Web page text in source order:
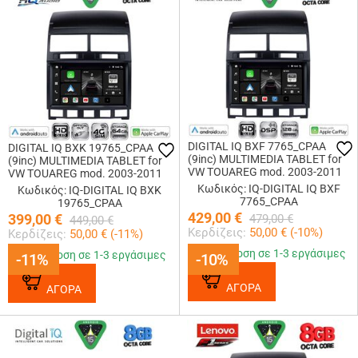
-11%
DIGITAL IQ BXK 19765_CPAA
(9inc) MULTIMEDIA TABLET for
VW TOUAREG mod. 2003-2011
Κωδικός: IQ-DIGITAL IQ BXK
19765_CPAA
399,00€ 449,00 €
Κερδίζεις: 50,00 € (-11%)
-11%
Παράδοση σε 1-3 εργάσιμες
ΑΓΟΡΑ
-10%
DIGITAL IQ BXF 7765_CPAA
(9inc) MULTIMEDIA TABLET for
VW TOUAREG mod. 2003-2011
Κωδικός: IQ-DIGITAL IQ BXF
7765_CPAA
429,00€ 479,00 €
Κερδίζεις: 50,00 € (-10%)
-10%
Παράδοση σε 1-3 εργάσιμες
ΑΓΟΡΑ